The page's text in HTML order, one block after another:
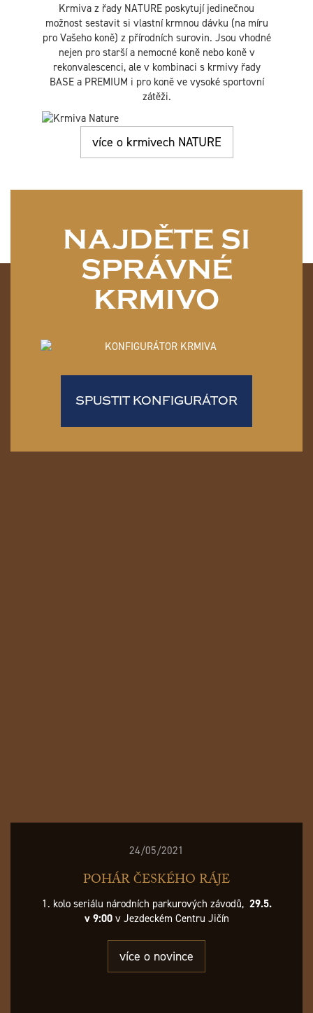
Krmiva z řady NATURE poskytují jedinečnou
možnost sestavit si vlastní krmnou dávku (na míru
pro Vašeho koně) z přírodních surovin. Jsou vhodné
nejen pro starší a nemocné koně nebo koně v
rekonvalescenci, ale v kombinaci s krmivy řady
BASE a PREMIUM i pro koně ve vysoké sportovní
zátěži.
více o krmivech NATURE
NAJDĚTE SI
SPRÁVNÉ
KRMIVO
SPUSTIT KONFIGURÁTOR
24/05/2021
POHÁR ČESKÉHO RÁJE
1. kolo seriálu národních parkurových závodů, 29.5.
v 9:00v Jezdeckém Centru Jičín
více o novince